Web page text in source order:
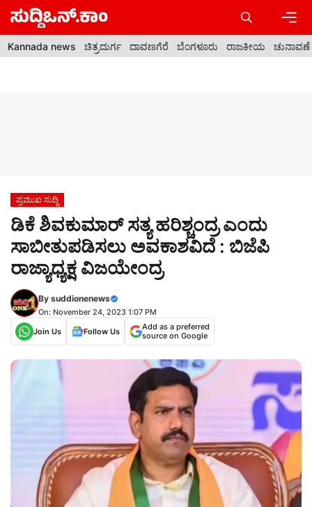
Skip
content
Kannada news ಚಿತ್ರದುರ್ಗ ದಾವಣಗೆರೆ ಬೆಂಗಳೂರು ರಾಜಕೀಯ ಚುನಾವಣೆ
ಪ್ರಮುಖ ಸುದ್ದಿ
ಡಿಕೆ ಶಿವಕುಮಾರ್ ಸತ್ಯ ಹರಿಶ್ಚಂದ್ರ ಎಂದು
ಸಾಬೀತುಪಡಿಸಲು ಅವಕಾಶವಿದೆ : ಬಿಜೆಪಿ
ರಾಜ್ಯಾಧ್ಯಕ್ಷ ವಿಜಯೇಂದ್ರ
By suddionenews
On: November 24, 2023 1:07 PM
Join Us
Follow Us
Add as a preferred
source on Google